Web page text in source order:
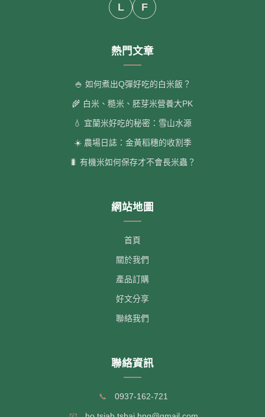
L F
熱門文章
🍚 如何煮出Q彈好吃的白米飯？
🌾 白米、糙米、胚芽米營養大PK
💧 宜蘭米好吃的秘密：雪山水源
☀️ 農場日誌：金黃稻穗的收割季
🐛 有機米如何保存才不會長米蟲？
網站地圖
首頁
關於我們
產品訂購
好文分享
聯絡我們
聯絡資訊
📞 0937-162-721